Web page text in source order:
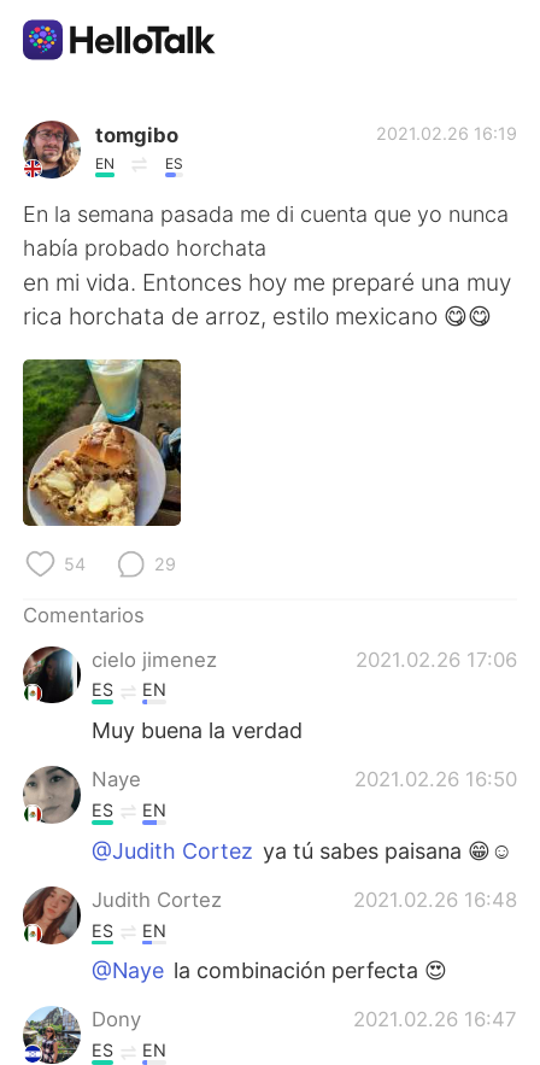
Aplicación de intercambio de idiomas
AI Grammar Checker
Español
English
繁體中文
Français
Русский
Indonesia
Türkçe Tiếng Việt
Português
tomgibo
EN ES
2021.02.26 16:19
En la semana pasada me di cuenta que yo nunca
había probado horchata
en mi vida. Entonces hoy me preparé una muy
rica horchata de arroz, estilo mexicano 😋😋
54 29
Comentarios
cielo jimenez
2021.02.26 17:06
ES EN
Muy buena la verdad
Naye 2021.02.26 16:50
ES EN
@Judith Cortez ya tú sabes paisana 😁☺
Judith Cortez 2021.02.26 16:48
ES EN
@Naye la combinación perfecta 😍
Dony 2021.02.26 16:47
ES EN